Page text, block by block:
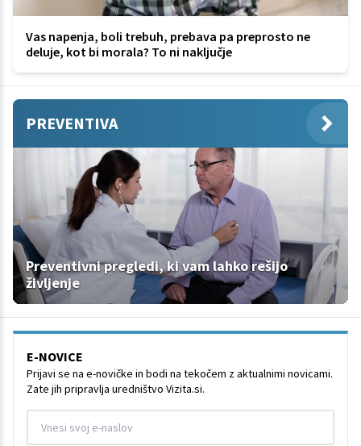
Vas napenja, boli trebuh, prebava pa preprosto ne
deluje, kot bi morala? To ni naključje
PREVENTIVA
Preventivni pregledi, ki vam lahko rešijo
življenje
E-NOVICE
Prijavi se na e-novičke in bodi na tekočem z aktualnimi novicami.
Zate jih pripravlja uredništvo Vizita.si.